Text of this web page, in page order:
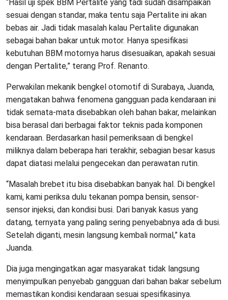
“Hasil uji spek BBM Pertalite yang tadi sudah disampaikan
sesuai dengan standar, maka tentu saja Pertalite ini akan
bebas air. Jadi tidak masalah kalau Pertalite digunakan
sebagai bahan bakar untuk motor. Hanya spesifikasi
kebutuhan BBM motornya harus disesuaikan, apakah sesuai
dengan Pertalite,” terang Prof. Renanto.
Perwakilan mekanik bengkel otomotif di Surabaya, Juanda,
mengatakan bahwa fenomena gangguan pada kendaraan ini
tidak semata-mata disebabkan oleh bahan bakar, melainkan
bisa berasal dari berbagai faktor teknis pada komponen
kendaraan. Berdasarkan hasil pemeriksaan di bengkel
miliknya dalam beberapa hari terakhir, sebagian besar kasus
dapat diatasi melalui pengecekan dan perawatan rutin.
“Masalah brebet itu bisa disebabkan banyak hal. Di bengkel
kami, kami periksa dulu tekanan pompa bensin, sensor-
sensor injeksi, dan kondisi busi. Dari banyak kasus yang
datang, ternyata yang paling sering penyebabnya ada di busi.
Setelah diganti, mesin langsung kembali normal,” kata
Juanda.
Dia juga mengingatkan agar masyarakat tidak langsung
menyimpulkan penyebab gangguan dari bahan bakar sebelum
memastikan kondisi kendaraan sesuai spesifikasinya.